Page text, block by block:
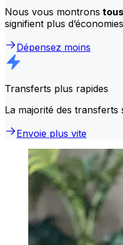
Nous vous montrons
signifient plus
Dépensez moins
Transferts plus rapides
La majorité des transferts
Envoie plus vite